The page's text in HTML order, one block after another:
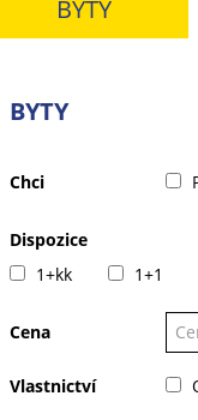
BYTY
BYTY
Chci
Dispozice
1+kk
1+1
Cena
Vlastnictví